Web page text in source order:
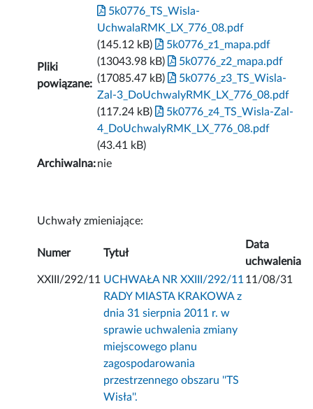
Pliki
powiązane:
5k0776_TS_Wisla-
UchwalaRMK_LX_776_08.pdf
(145.12 kB)
5k0776_z1_mapa.pdf
(13043.98 kB)
5k0776_z2_mapa.pdf
(17085.47 kB)
5k0776_z3_TS_Wisla-
Zal-3_DoUchwalyRMK_LX_776_08.pdf
(117.24 kB)
5k0776_z4_TS_Wisla-Zal-
4_DoUchwalyRMK_LX_776_08.pdf
(43.41 kB)
Archiwalna:nie
Uchwały zmieniające:
Numer Tytuł
Data
uchwalenia
XXIII/292/11 UCHWAŁA NR XXIII/292/11
RADY MIASTA KRAKOWA z
dnia 31 sierpnia 2011 r. w
sprawie uchwalenia zmiany
miejscowego planu
zagospodarowania
przestrzennego obszaru ''TS
Wisła''.
11/08/31